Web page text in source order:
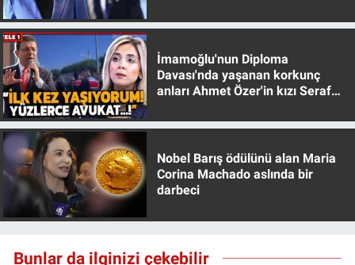
İmamoğlu'nun Diploma
Davası'nda yaşanan korkunç
anları Ahmet Özer'in kızı Seraf
Nobel Barış ödülünü alan Maria
Corina Machado aslında bir
darbeci
Bunlar da ilginizi çekebilir